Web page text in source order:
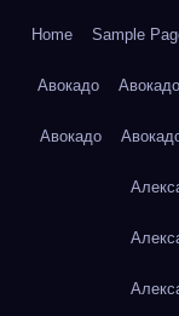
Home Sample
Авокадо Авокадо
Авокадо